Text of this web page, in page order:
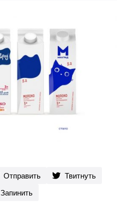
Отправить
Твитнуть
Запинить